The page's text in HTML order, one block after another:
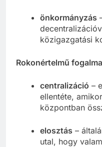
önkormányzás
közigazgatási
Rokonértelmű
centralizáció –
ellentéte,
központban
elosztás –
utal, hogy